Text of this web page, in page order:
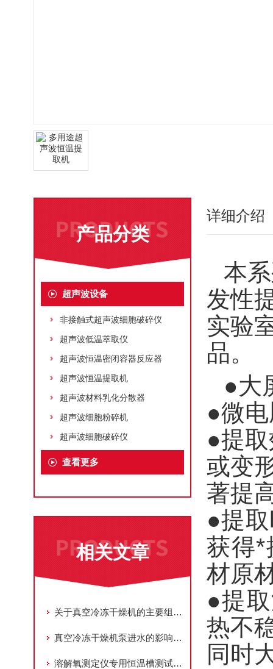
产品分类
超声波设备
非接触式超声波细胞破碎仪
超声波低温萃取仪
超声波恒温密闭容器反应器
超声波恒温提取机
超声波材料乳化分散器
超声波细胞粉碎机
超声波细胞破碎仪
查看更多
相关文章
关于真空冷冻干燥机的主要组成部件功能特点介绍
真空冷冻干燥机泵进水的影响因素
溶解氧测定仪专用恒温槽测试方法及饱和溶氧水的制备
详细介绍
本
发性
实验
品。
●大
●微
●提
或变
著提
●提
获得*
材原
●提
热不
同时